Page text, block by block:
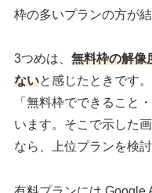
枠の多いプランの方が
3つめは、無料枠の解像
ないと感じたときです
「無料枠でできること
います。そこで示した
なら、上位プランを検